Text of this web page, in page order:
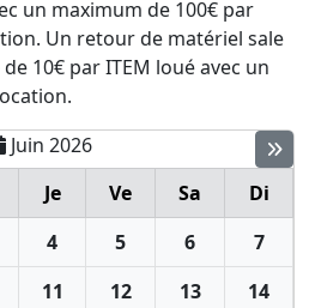
un maximum de 100€ par
Un retour de matériel sale
10€ par ITEM loué avec un
Juin 2026
Je Ve Sa
Di
4 5 6
7
11 12 13
14